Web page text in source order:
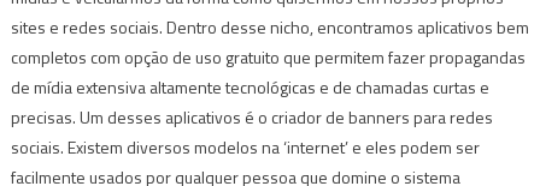
sites e redes sociais. Dentro desse nicho, encontramos aplicativos bem
completos com opção de uso gratuito que permitem fazer propagandas
de mídia extensiva altamente tecnológicas e de chamadas curtas e
precisas. Um desses aplicativos é o criador de banners para redes
sociais. Existem diversos modelos na ‘internet’ e eles podem ser
facilmente usados por qualquer pessoa que domine o sistema